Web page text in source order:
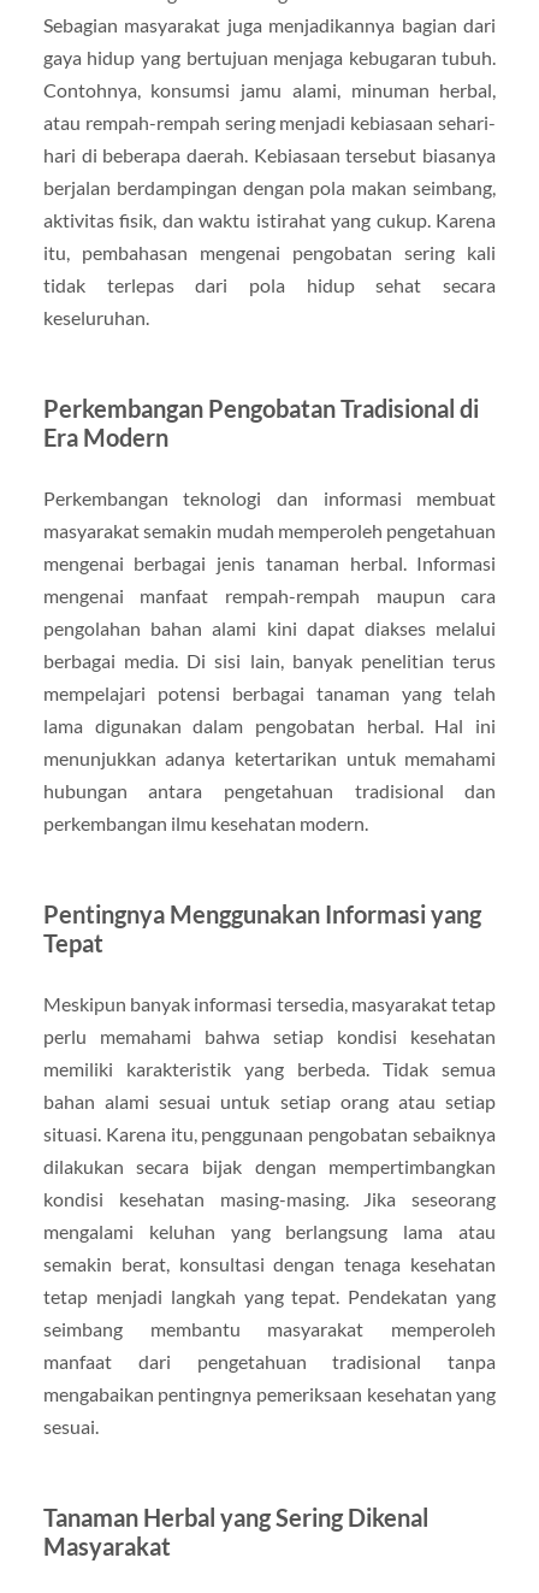
Sebagian masyarakat juga menjadikannya bagian dari
gaya hidup yang bertujuan menjaga kebugaran tubuh.
Contohnya, konsumsi jamu alami, minuman herbal,
atau rempah-rempah sering menjadi kebiasaan sehari-
hari di beberapa daerah. Kebiasaan tersebut biasanya
berjalan berdampingan dengan pola makan seimbang,
aktivitas fisik, dan waktu istirahat yang cukup. Karena
itu, pembahasan mengenai pengobatan sering kali
tidak terlepas dari pola hidup sehat secara
keseluruhan.
Perkembangan Pengobatan Tradisional di
Era Modern
Perkembangan teknologi dan informasi membuat
masyarakat semakin mudah memperoleh pengetahuan
mengenai berbagai jenis tanaman herbal. Informasi
mengenai manfaat rempah-rempah maupun cara
pengolahan bahan alami kini dapat diakses melalui
berbagai media. Di sisi lain, banyak penelitian terus
mempelajari potensi berbagai tanaman yang telah
lama digunakan dalam pengobatan herbal. Hal ini
menunjukkan adanya ketertarikan untuk memahami
hubungan antara pengetahuan tradisional dan
perkembangan ilmu kesehatan modern.
Pentingnya Menggunakan Informasi yang
Tepat
Meskipun banyak informasi tersedia, masyarakat tetap
perlu memahami bahwa setiap kondisi kesehatan
memiliki karakteristik yang berbeda. Tidak semua
bahan alami sesuai untuk setiap orang atau setiap
situasi. Karena itu, penggunaan pengobatan sebaiknya
dilakukan secara bijak dengan mempertimbangkan
kondisi kesehatan masing-masing. Jika seseorang
mengalami keluhan yang berlangsung lama atau
semakin berat, konsultasi dengan tenaga kesehatan
tetap menjadi langkah yang tepat. Pendekatan yang
seimbang membantu masyarakat memperoleh
manfaat dari pengetahuan tradisional tanpa
mengabaikan pentingnya pemeriksaan kesehatan yang
sesuai.
Tanaman Herbal yang Sering Dikenal
Masyarakat